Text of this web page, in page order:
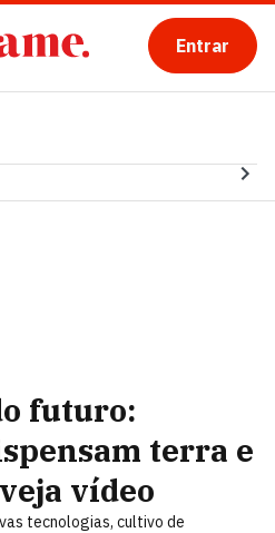
Entrar
futuro:
terra e
vídeo
tecnologias, cultivo de